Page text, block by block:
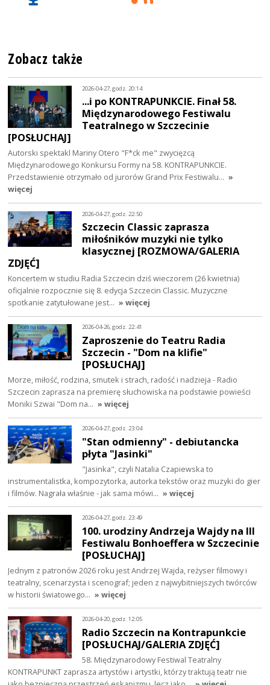
Zobacz także
2026-04-27, godz. 20:14
...i po KONTRAPUNKCIE. Finał 58.
Międzynarodowego Festiwalu
Teatralnego w Szczecinie
[POSŁUCHAJ]
Autorski spektakl Mariny Otero "F*ck me" zwycięzcą
Międzynarodowego Konkursu Formy na 58. KONTRAPUNKCIE.
Przedstawienie otrzymało od jurorów Grand Prix Festiwalu… »
więcej
2026-04-27, godz. 22:50
Szczecin Classic zaprasza
miłośników muzyki nie tylko
klasycznej [ROZMOWA/GALERIA
ZDJĘĆ]
Koncertem w studiu Radia Szczecin dziś wieczorem (26 kwietnia)
oficjalnie rozpocznie się 8. edycja Szczecin Classic. Muzyczne
spotkanie zatytułowane jest… » więcej
2026-04-26, godz. 22:41
Zaproszenie do Teatru Radia
Szczecin - "Dom na klifie"
[POSŁUCHAJ]
Morze, miłość, rodzina, smutek i strach, radość i nadzieja - Radio
Szczecin zaprasza na premierę słuchowiska na podstawie powieści
Moniki Szwai "Dom na… » więcej
2026-04-27, godz. 23:04
"Stan odmienny" - debiutancka
płyta "Jasinki"
"Jasinka", czyli Natalia Czapiewska to
instrumentalistka, kompozytorka, autorka tekstów oraz muzyki do gier
i filmów. Nagrała właśnie - jak sama mówi… » więcej
2026-04-27, godz. 23:49
100. urodziny Andrzeja Wajdy na III
Festiwalu Bonhoeffera w Szczecinie
[POSŁUCHAJ]
Jednym z patronów 2026 roku jest Andrzej Wajda, reżyser filmowy i
teatralny, scenarzysta i scenograf; jeden z najwybitniejszych twórców
w historii światowego… » więcej
2026-04-20, godz. 12:05
Radio Szczecin na Kontrapunkcie
[POSŁUCHAJ/GALERIA ZDJĘĆ]
58. Międzynarodowy Festiwal Teatralny
KONTRAPUNKT zaprasza artystów i artystki, którzy traktują teatr nie